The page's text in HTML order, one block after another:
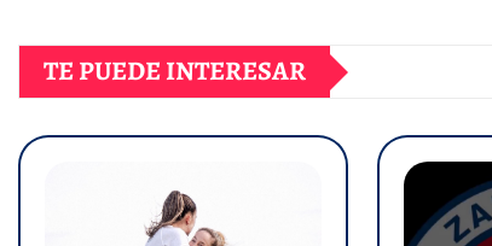
TE PUEDE INTERESAR